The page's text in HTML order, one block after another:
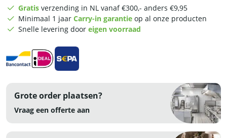
ABS
aantal
Gratis verzending in NL vanaf €300,- anders €9,95
Minimaal 1 jaar Carry-in garantie op al onze producten
Snelle levering door eigen voorraad
Grote order plaatsen?
Vraag een offerte aan